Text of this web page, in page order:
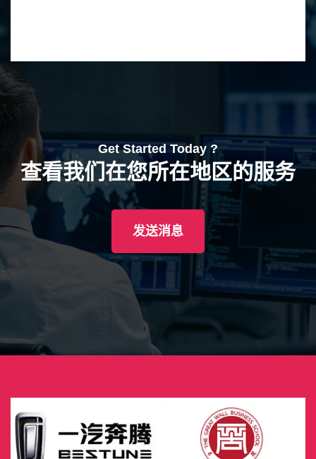
Get Started Today ?
查看我们在您所在地区的服务
发送消息